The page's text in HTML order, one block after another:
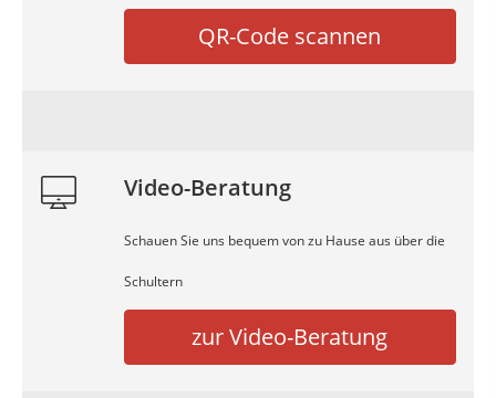
QR-Code scannen
Video-Beratung
Schauen Sie uns bequem von zu Hause aus über die
Schultern
zur Video-Beratung